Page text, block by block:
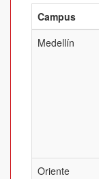
Campus
Medellín
Oriente